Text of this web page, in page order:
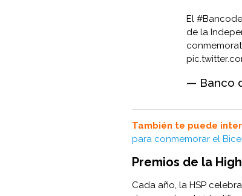
El
de la
— Banco
También te puede
para conmemorar el
Premios de la
Cada año, la HSP